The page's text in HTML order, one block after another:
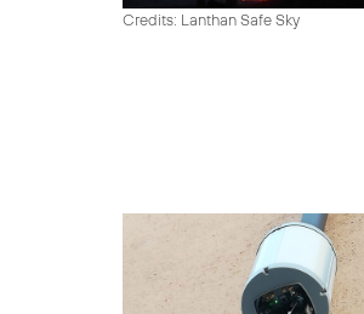
Credits: Lanthan Safe Sky